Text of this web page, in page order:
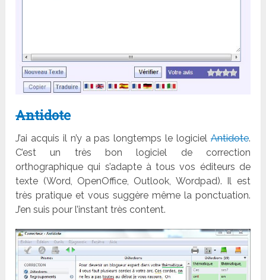
Antidote
J’ai acquis il n’y a pas longtemps le logicielAntidote.
C’est un très bon logiciel de correction
orthographique qui s’adapte à tous vos éditeurs de
texte (Word, OpenOffice, Outlook, Wordpad). Il est
très pratique et vous suggère même la ponctuation.
J’en suis pour l’instant très content.